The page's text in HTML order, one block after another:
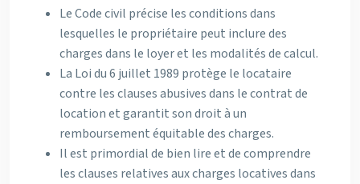
Le Code civil précise les conditions dans
lesquelles le propriétaire peut inclure des
charges dans le loyer et les modalités de calcul.
La Loi du 6 juillet 1989 protège le locataire
contre les clauses abusives dans le contrat de
location et garantit son droit à un
remboursement équitable des charges.
Il est primordial de bien lire et de comprendre
les clauses relatives aux charges locatives dans